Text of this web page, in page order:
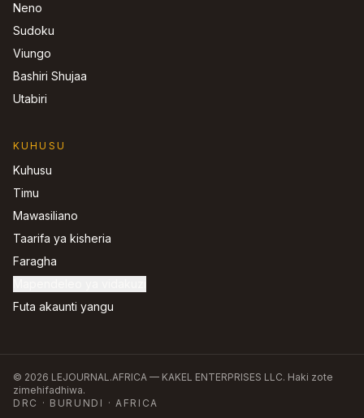
Neno
Sudoku
Viungo
Bashiri Shujaa
Utabiri
KUHUSU
Kuhusu
Timu
Mawasiliano
Taarifa ya kisheria
Faragha
Futa akaunti yangu
© 2026 LEJOURNAL.AFRICA — KAKEL ENTERPRISES LLC. Haki zote
zimehifadhiwa.
DRC · BURUNDI · AFRICA